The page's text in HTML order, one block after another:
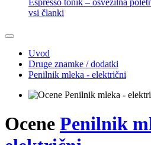
Čaj iz EKO kapsul, zakaj pa ne?